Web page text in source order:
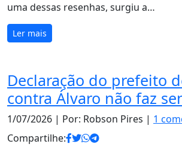
uma dessas resenhas, surgiu a…
Ler mais
Declaração do prefeito
contra Álvaro não faz
1/07/2026 | Por: Robson Pires | 1
Compartilhe: